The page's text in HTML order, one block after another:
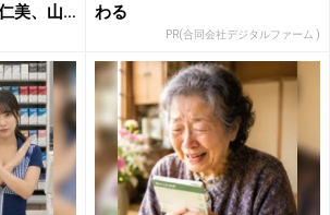
美、山
わる
PR(合同会社デジタルファーム )